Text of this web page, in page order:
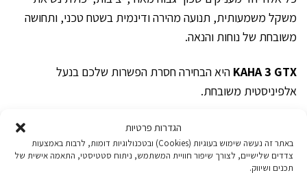
הגדרות פרטיות
באתר זה נעשה שימוש בעוגיות (Cookies) ובטכנולוגיות דומות, לרבות באמצעות
צדדים שלישיים, לצורך שיפור חוויית המשתמש, ניתוח סטטיסטי, התאמה אישית של
תכנים ושיווק.
משקל משמעותית, תנועה מהירה ודינמית בשטח טכני, ותחושה
משובחת של נוחות והנאה.
KAHA 3 GTX היא הבחירה חסרת הפשרות שלכם בנעל
אלפיניסטית משובחת.
מוצרים קשורים